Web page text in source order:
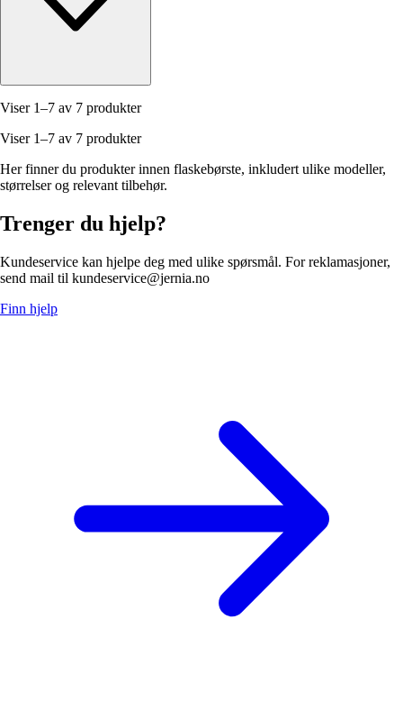
Viser 1–7 av 7 produkter
Viser 1–7 av 7 produkter
Her finner du produkter innen flaskebørste, inkludert ulike modeller,
størrelser og relevant tilbehør.
Trenger du hjelp?
Kundeservice kan hjelpe deg med ulike spørsmål. For reklamasjoner,
send mail til kundeservice@jernia.no
Finn hjelp